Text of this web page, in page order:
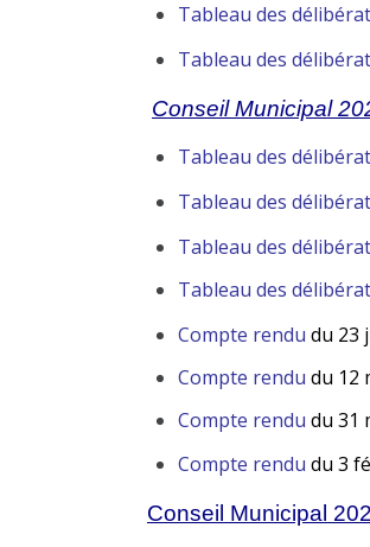
Tableau des
Tableau des
Conseil Municipal
Tableau des
Tableau des
Tableau des
Tableau des
Compte rendu du 23
Compte rendu du 12
Compte rendu du 31
Compte rendu du 3
Conseil Municipal